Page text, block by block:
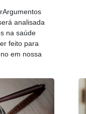
analisada
na saúde
feito para
em nossa